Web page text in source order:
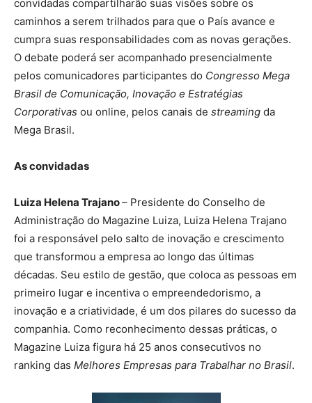
convidadas compartilharão suas visões sobre os
caminhos a serem trilhados para que o País avance e
cumpra suas responsabilidades com as novas gerações.
O debate poderá ser acompanhado presencialmente
pelos comunicadores participantes do Congresso Mega
Brasil de Comunicação, Inovação e Estratégias
Corporativas ou online, pelos canais de streaming da
Mega Brasil.
As convidadas
Luiza Helena Trajano– Presidente do Conselho de
Administração do Magazine Luiza, Luiza Helena Trajano
foi a responsável pelo salto de inovação e crescimento
que transformou a empresa ao longo das últimas
décadas. Seu estilo de gestão, que coloca as pessoas em
primeiro lugar e incentiva o empreendedorismo, a
inovação e a criatividade, é um dos pilares do sucesso da
companhia. Como reconhecimento dessas práticas, o
Magazine Luiza figura há 25 anos consecutivos no
ranking das Melhores Empresas para Trabalhar no Brasil.